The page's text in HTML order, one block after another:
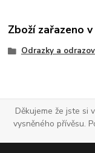
Zboží zařazeno
Odrazky a
Děkujeme že jste si
vysněného přívěsu.